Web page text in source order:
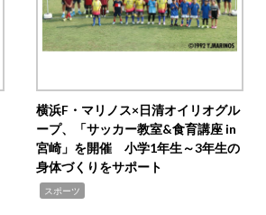
横浜F・マリノス×日清オイリオグル
ープ、「サッカー教室&食育講座 in
宮崎」を開催 小学1年生～3年生の
身体づくりをサポート
スポーツ